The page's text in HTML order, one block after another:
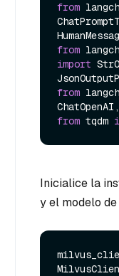
from
from
import
from
from tqdm
Inicialice la
y el modelo